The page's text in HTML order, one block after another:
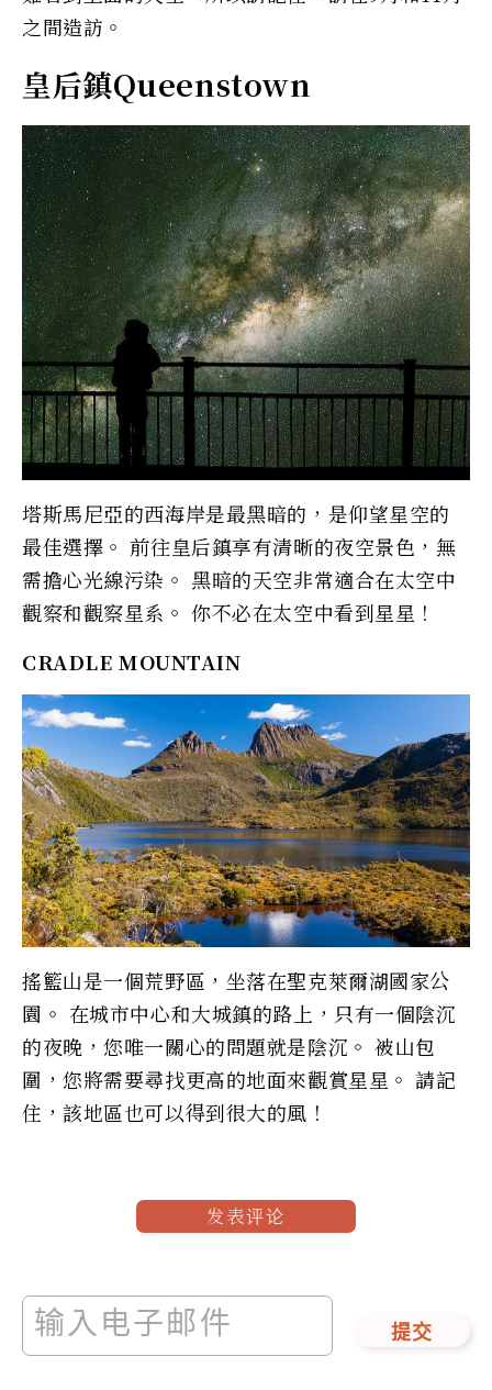
之間造訪。
皇后鎮Queenstown
塔斯馬尼亞的西海岸是最黑暗的，是仰望星空的
最佳選擇。 前往皇后鎮享有清晰的夜空景色，無
需擔心光線污染。 黑暗的天空非常適合在太空中
觀察和觀察星系。 你不必在太空中看到星星！
CRADLE MOUNTAIN
搖籃山是一個荒野區，坐落在聖克萊爾湖國家公
園。 在城市中心和大城鎮的路上，只有一個陰沉
的夜晚，您唯一關心的問題就是陰沉。 被山包
圍，您將需要尋找更高的地面來觀賞星星。 請記
住，該地區也可以得到很大的風！
发表评论
提交